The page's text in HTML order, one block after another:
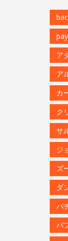
ア
ア
カ
ク
サ
ジ
ズ
ダ
バ
パ